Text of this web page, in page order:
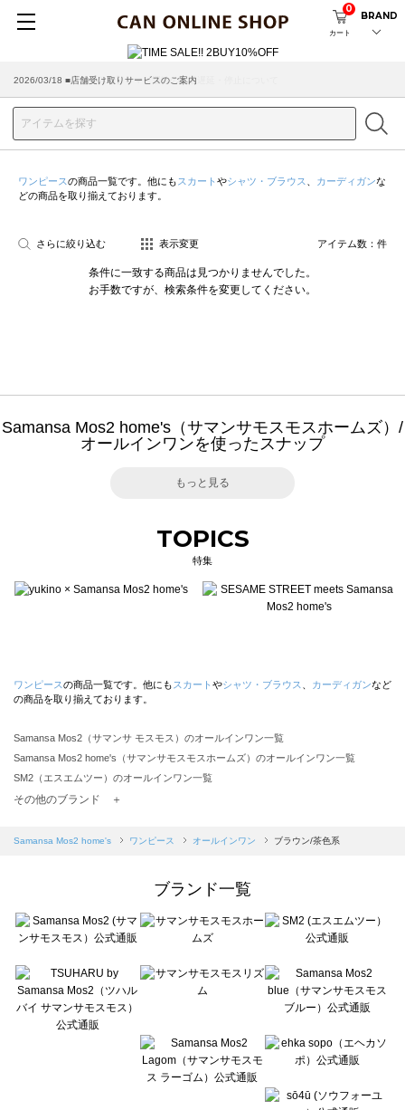
カート
0
BRAND
2026/07/29 ■【お知らせ】ヤマト運輸の配送遅延・停止について
2026/03/18 ■店舗受け取りサービスのご案内
ワンピースの商品一覧です。他にも スカート やシャツ・ブラウス カーディガンな
どの商品を取り揃えております。
さらに絞り込む 表示変更 アイテム数： 件
条件に一致する商品は見つかりませんでした。
お手数ですが、検索条件を変更してください。
Samansa Mos2 home's（サマンサモスモスホームズ）/
オールインワンを使ったスナップ
もっと見る
TOPICS
特集
ワンピースの商品一覧です。他にも スカート やシャツ・ブラウス カーディガンなど
の商品を取り揃えております。
Samansa Mos2（サマンサ モスモス）のオールインワン一覧
Samansa Mos2 home's（サマンサモスモスホームズ）のオールインワン一覧
SM2（エスエムツー）のオールインワン一覧
Samansa Mos2 blue（サマンサモスモス ブルー）のオールインワン一覧
sō4ū（ソウフォーユー）のオールインワン一覧
Te chichi（テチチ）のオールインワン一覧
Te chichi CLASSIC（テチチ クラシック）のオールインワン一覧
Lugnoncure（ルノンキュール）のオールインワン一覧
BETTY'S BLUE（べティーズブルー）のオールインワン一覧
Wpc.（ワールドパーティー）のオールインワン一覧
その他のブランド ＋
Samansa Mos2 home's ワンピース オールインワン ブラウン/茶色系
ブランド一覧